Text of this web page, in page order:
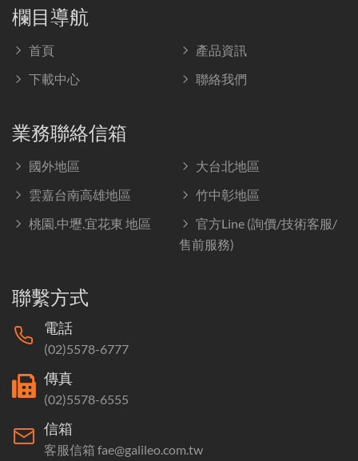
欄目導航
首頁
產品資訊
下載中心
聯絡我們
業務聯絡信箱
國外地區
大台北地區
雲嘉台南高雄地區
竹中彰地區
桃園.中壢.宜花東 地區
官方Line (詢價/技術客服/
售前服務)
聯繫方式
電話
(02)5578-6777
傳真
(02)5578-6555
信箱
客服信箱 fae@galileo.com.tw